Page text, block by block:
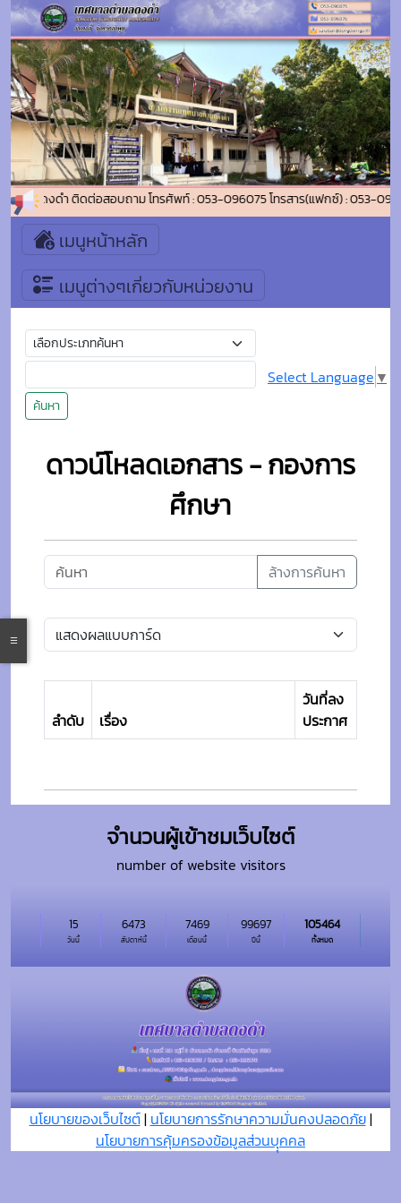
ำบลดงดำ ติดต่อสอบถาม โทรศัพท์ : 053-096075 โทรสาร(แฟกซ์) : 053-
เมนูหน้าหลัก
เมนูต่างๆเกี่ยวกับหน่วยงาน
ค้นหา
Select Language ▼
ดาวน์โหลดเอกสาร - กองการ
ศึกษา
ล้างการค้นหา
ลำดับ เรื่อง
วันที่ลง
ประกาศ
จำนวนผู้เข้าชมเว็บไซต์
number of website visitors
วันนี้
15
สัปดาห์นี้
6473
เดือนนี้
7469
ปีนี้
99697
ทั้งหมด
105464
นโยบายของเว็บไซต์| นโยบายการรักษาความมั่นคงปลอดภัย|
นโยบายการคุ้มครองข้อมูลส่วนบุุคคล